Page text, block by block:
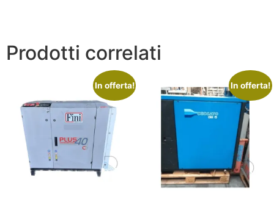
Prodotti correlati
In offerta! In offerta!